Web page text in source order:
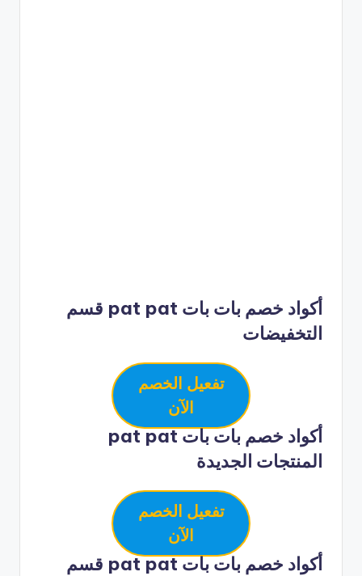
أكواد خصم بات بات pat pat قسم
التخفيضات
تفعيل الخصم
الآن
أكواد خصم بات بات pat pat
المنتجات الجديدة
تفعيل الخصم
الآن
أكواد خصم بات بات pat pat قسم